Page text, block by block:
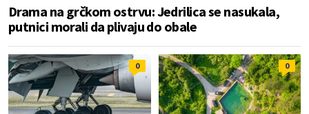
Drama na grčkom ostrvu: Jedrilica se nasukala,
putnici morali da plivaju do obale
0 0